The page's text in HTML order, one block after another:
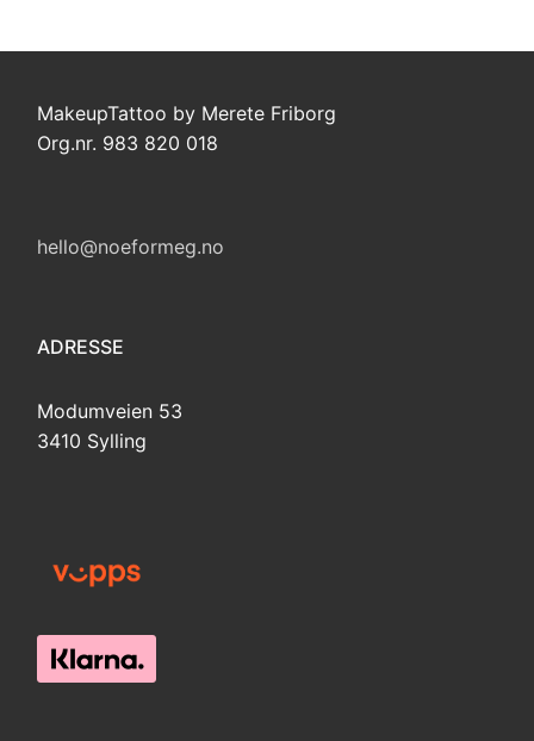
MakeupTattoo by Merete Friborg
Org.nr. 983 820 018
hello@noeformeg.no
ADRESSE
Modumveien 53
3410 Sylling